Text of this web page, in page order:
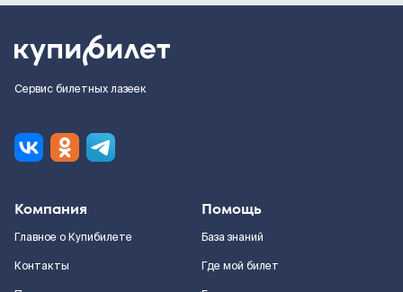
Сервис билетных лазеек
Компания
Главное о Купибилете
Контакты
Помощь
База знаний
Где мой билет